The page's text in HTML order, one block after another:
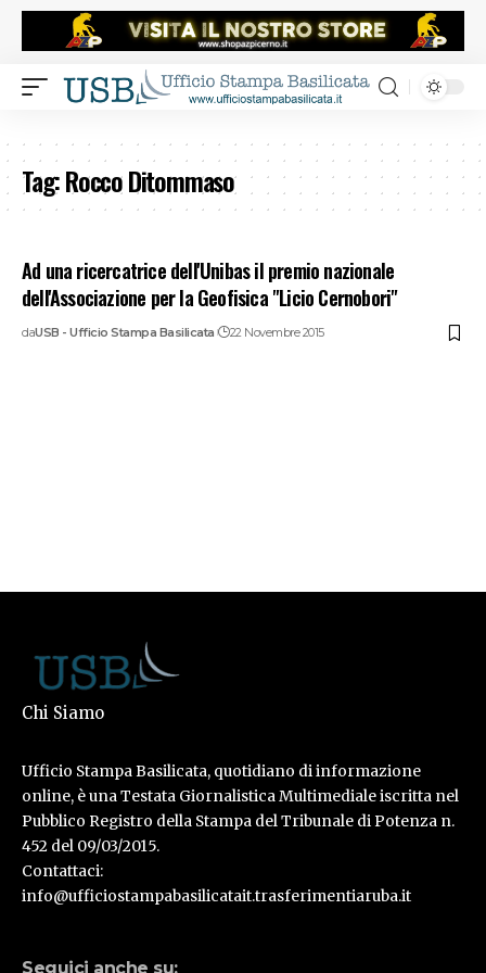
Tag:Rocco Ditommaso
Ad una ricercatrice dell'Unibas il premio nazionale
dell'Associazione per la Geofisica "Licio Cernobori"
daUSB - Ufficio Stampa Basilicata 22 Novembre 2015
Chi Siamo
Ufficio Stampa Basilicata, quotidiano di informazione
online, è una Testata Giornalistica Multimediale iscritta nel
Pubblico Registro della Stampa del Tribunale di Potenza n.
452 del 09/03/2015.
Contattaci:
info@ufficiostampabasilicatait.trasferimentiaruba.it
Seguici anche su: